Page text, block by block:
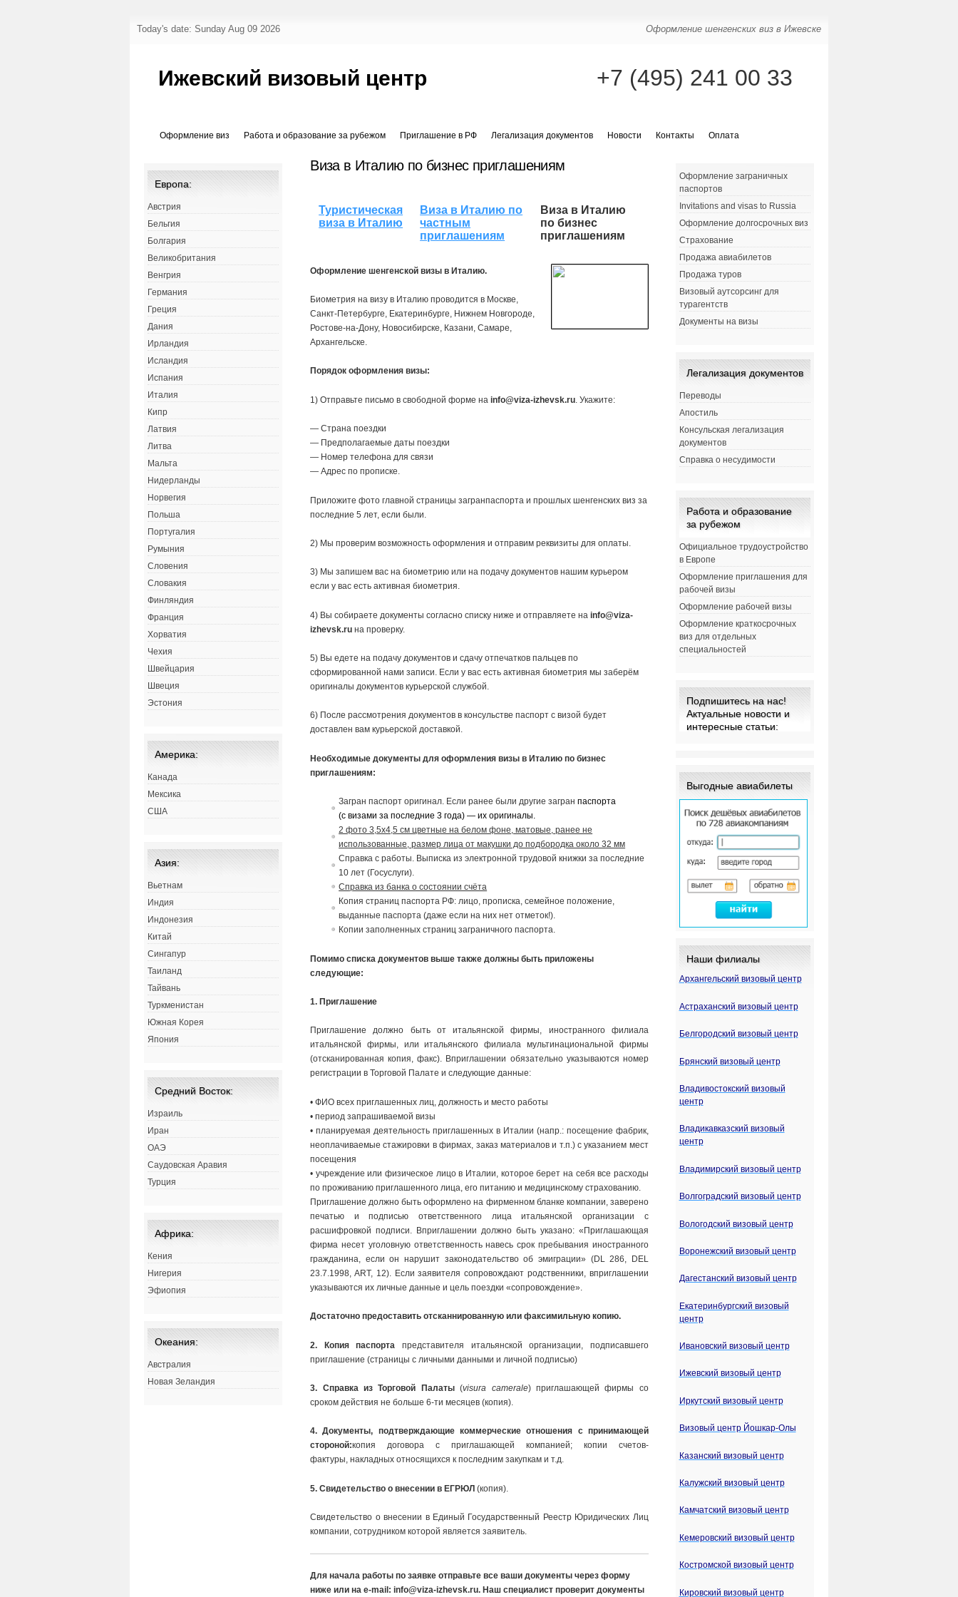
Оформление шенгенских виз в Ижевске
Today's date: Sunday Aug 09 2026
Ижевский визовый центр +7 (495) 241 00 33
Оформление виз Работа и образование за рубежом Приглашение в РФ Легализация документов Новости Контакты Оплата
Виза в Италию по бизнес приглашениям
Туристическая
виза в Италию
Виза в Италию по
частным
приглашениям
Виза в Италию
по бизнес
приглашениям
Оформление шенгенской визы в Италию.
Биометрия на визу в Италию проводится в Москве,
Санкт-Петербурге, Екатеринбурге, Нижнем Новгороде,
Ростове-на-Дону, Новосибирске, Казани, Самаре,
Архангельске.
Порядок оформления визы:
1) Отправьте письмо в свободной форме наinfo@viza-izhevsk.ru . Укажите:
— Страна поездки
— Предполагаемые даты поездки
— Номер телефона для связи
— Адрес по прописке.
Приложите фото главной страницы загранпаспорта и прошлых шенгенских виз за
последние 5 лет, если были.
2) Мы проверим возможность оформления и отправим реквизиты для оплаты.
3) Мы запишем вас на биометрию или на подачу документов нашим курьером
если у вас есть активная биометрия.
4) Вы собираете документы согласно списку ниже и отправляете наinfo@viza-
izhevsk.ru на проверку.
5) Вы едете на подачу документов и сдачу отпечатков пальцев по
сформированной нами записи. Если у вас есть активная биометрия мы заберём
оригиналы документов курьерской службой.
6) После рассмотрения документов в консульстве паспорт с визой будет
доставлен вам курьерской доставкой.
Необходимые документы для оформления визы в Италию по бизнес
приглашениям:
Загран паспорт оригинал. Если ранее были другие загранпаспорта
(свизами за последние 3 года) — их оригиналы.
2 фото 3,5х4,5 см цветные на белом фоне, матовые, ранее не
использованные, размер лица от макушки до подбородка около 32 мм
Справка с работы. Выписка из электронной трудовой книжки за последние
10 лет (Госуслуги).
Справка из банка о состоянии счёта
Копия страниц паспорта РФ: лицо, прописка, семейное положение,
выданные паспорта (даже если на них нет отметок!).
Копии заполненных страниц заграничного паспорта.
Помимо списка документов выше также должны быть приложены
следующие:
1. Приглашение
Приглашение должно быть от итальянской фирмы, иностранного филиала
итальянской фирмы, или итальянского филиала мультинациональной фирмы
(отсканированная копия, факс). Вприглашении обязательно указываются номер
регистрациив Торговой Палате и следующие данные:
• ФИОвсех приглашенных лиц, должность и место работы
• период запрашиваемойвизы
• планируемая деятельность приглашенных вИталии (напр.: посещение фабрик,
неоплачиваемые стажировки вфирмах, заказ материалови т.п.) с указанием мест
посещения
• учреждение или физическое лицов Италии, которое берет насебявсе расходы
по проживанию приглашенного лица, его питанию и медицинскому страхованию.
Приглашение должно быть оформленона фирменном бланке компании, заверено
печатью и подписью ответственного лица итальянской организации с
расшифровкой подписи. Вприглашении должно быть указано: «Приглашающая
фирма несет уголовную ответственностьнавесь срок пребывания иностранного
гражданина, если оннарушит законодательство об эмиграции» (DL 286, DEL
23.7.1998, ART, 12). Если заявителя сопровождают родственники, вприглашении
указываются их личные данные и цель поездки «сопровождение».
Достаточно предоставить отсканнированную или факсимильную копию.
2. Копия паспорта представителя итальянской организации, подписавшего
приглашение (страницы с личными данными и личной подписью)
3. Справка из Торговой Палаты(visura camerale) приглашающей фирмы со
сроком действия не больше 6-ти месяцев (копия).
4.Документы, подтверждающие коммерческие отношения с принимающей
стороной:копия договора с приглашающей компанией; копии счетов-
фактуры,накладных относящихся к последним закупкам и т.д.
5. Свидетельство овнесениив ЕГРЮЛ (копия).
Свидетельство овнесении вЕдиный Государственный Реестр Юридических Лиц
компании, сотрудником которой является заявитель.
Для начала работы по заявке отправьте все ваши документы через форму
ниже или на e-mail: info@viza-izhevsk.ru. Наш специалист проверит документы
Европа:
Австрия
Бельгия
Болгария
Великобритания
Венгрия
Германия
Греция
Дания
Ирландия
Исландия
Испания
Италия
Кипр
Латвия
Литва
Мальта
Нидерланды
Норвегия
Польша
Португалия
Румыния
Словения
Словакия
Финляндия
Франция
Хорватия
Чехия
Швейцария
Швеция
Эстония
Америка:
Канада
Мексика
США
Азия:
Вьетнам
Индия
Индонезия
Китай
Сингапур
Таиланд
Тайвань
Туркменистан
Южная Корея
Япония
Средний Восток:
Израиль
Иран
ОАЭ
Саудовская Аравия
Турция
Африка:
Кения
Нигерия
Эфиопия
Океания:
Австралия
Новая Зеландия
Оформление заграничных
паспортов
Invitations and visas to Russia
Оформление долгосрочных виз
Страхование
Продажа авиабилетов
Продажа туров
Визовый аутсорсинг для
турагентств
Документы на визы
Легализация документов
Переводы
Апостиль
Консульская легализация
документов
Справка о несудимости
Работа и образование
за рубежом
Официальное трудоустройство
в Европе
Оформление приглашения для
рабочей визы
Оформление рабочей визы
Оформление краткосрочных
виз для отдельных
специальностей
Подпишитесь на нас!
Актуальные новости и
интересные статьи:
Выгодные авиабилеты
Наши филиалы
Архангельский визовый центр
Астраханский визовый центр
Белгородский визовый центр
Брянский визовый центр
Владивостокский визовый
центр
Владикавказский визовый
центр
Владимирский визовый центр
Волгоградский визовый центр
Вологодский визовый центр
Воронежский визовый центр
Дагестанский визовый центр
Екатеринбургский визовый
центр
Ивановский визовый центр
Ижевский визовый центр
Иркутский визовый центр
Визовый центр Йошкар-Олы
Казанский визовый центр
Калужский визовый центр
Камчатский визовый центр
Кемеровский визовый центр
Костромской визовый центр
Кировский визовый центр